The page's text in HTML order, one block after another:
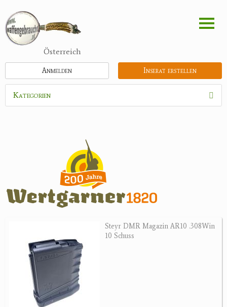
zum
Inhalt
Österreich
Inserat erstellen
Anmelden
Kategorien
Kipplaufgewehre
Kleinkalibergewehre
Repetiererbüchse
Luftdruckwaffen
Sonstige Waffen
Munition
Steyr DMR Magazin AR10 .308Win
10 Schuss